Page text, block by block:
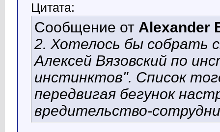
Цитата:
Сообщение от Alexander
2. Хотелось бы собрать
Алексей Вязовский по
инстинктов". Список
передвигая бегунок
вредительство-